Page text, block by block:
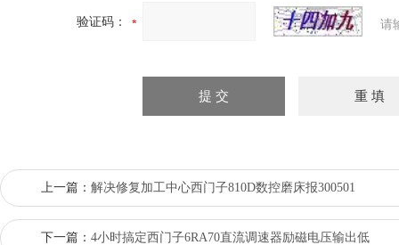
验证码： 请
上一篇： 解决修复加工中心西门子810D数控磨床报300501
下一篇： 4小时搞定西门子6RA70直流调速器励磁电压输出低